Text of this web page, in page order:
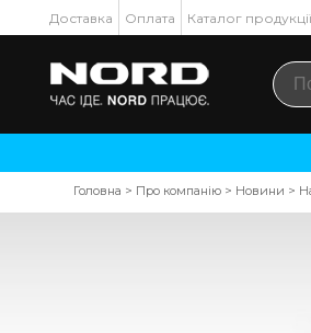
Доставка Оплата Каталог продукції
Головна > Про компанію > Новини >